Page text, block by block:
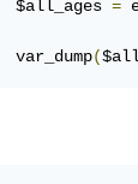
$all_ages =
var_dump(